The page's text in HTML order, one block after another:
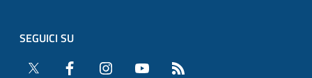
SEGUICI SU
Twitter
Facebook Instagram YouTube